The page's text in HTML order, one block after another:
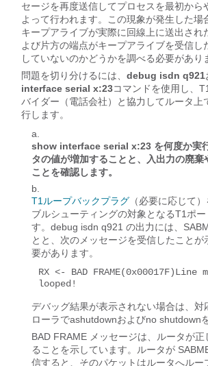
セージを再度送信してプロセスを最初から
よって行われます。この現象が発生した場
キープアライブが実際に回線上に送出され
よび片方の端点がキープアライブを受信し
していないのかどうかを調べる必要があり
問題を切り分けるには、 debug isdn q921
interface serial x:23コマンドを使用し、
バイダー（電話会社）と協力してルータ上
行します。
show interface serial x:23 を何度か実
タの値が増加することと、入出力の廃棄
ことを確認します。
T1ループバックプラグ （必要に応じて
ブルシューティングの対象となるT1ポー
す。debug isdn q921 の出力には、
とと、次のメッセージを受信したことが
要があります。
RX <- BAD FRAME(0x00017F)Line
looped!
デバッグ結果が表示されない場合は、対
ローラでashutdownおよびno shutdown
BAD FRAME メッセージは、ルータが正
ることを示しています。ルータが
信すると、そのパケットはルータへルー